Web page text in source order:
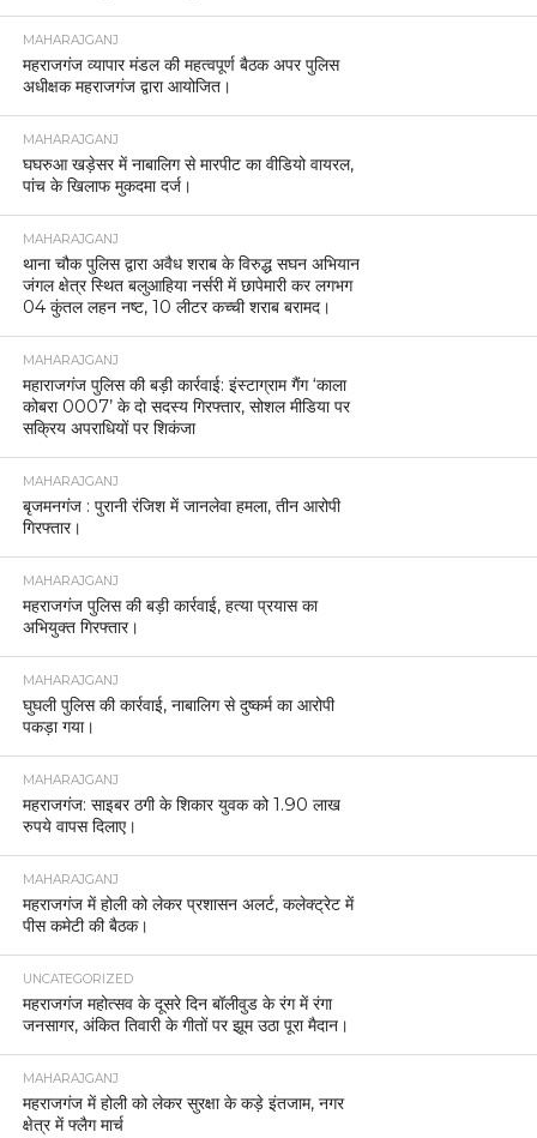
MAHARAJGANJ
महराजगंज व्यापार मंडल की महत्वपूर्ण बैठक अपर पुलिस
अधीक्षक महराजगंज द्वारा आयोजित।
MAHARAJGANJ
घघरुआ खड़ेसर में नाबालिग से मारपीट का वीडियो वायरल,
पांच के खिलाफ मुकदमा दर्ज।
MAHARAJGANJ
थाना चौक पुलिस द्वारा अवैध शराब के विरुद्ध सघन अभियान
जंगल क्षेत्र स्थित बलुआहिया नर्सरी में छापेमारी कर लगभग
04 कुंतल लहन नष्ट, 10 लीटर कच्ची शराब बरामद।
MAHARAJGANJ
महाराजगंज पुलिस की बड़ी कार्रवाई: इंस्टाग्राम गैंग ‘काला
कोबरा 0007’ के दो सदस्य गिरफ्तार, सोशल मीडिया पर
सक्रिय अपराधियों पर शिकंजा
MAHARAJGANJ
बृजमनगंज : पुरानी रंजिश में जानलेवा हमला, तीन आरोपी
गिरफ्तार।
MAHARAJGANJ
महराजगंज पुलिस की बड़ी कार्रवाई, हत्या प्रयास का
अभियुक्त गिरफ्तार।
MAHARAJGANJ
घुघली पुलिस की कार्रवाई, नाबालिग से दुष्कर्म का आरोपी
पकड़ा गया।
MAHARAJGANJ
महराजगंज: साइबर ठगी के शिकार युवक को 1.90 लाख
रुपये वापस दिलाए।
MAHARAJGANJ
महराजगंज में होली को लेकर प्रशासन अलर्ट, कलेक्ट्रेट में
पीस कमेटी की बैठक।
UNCATEGORIZED
महराजगंज महोत्सव के दूसरे दिन बॉलीवुड के रंग में रंगा
जनसागर, अंकित तिवारी के गीतों पर झूम उठा पूरा मैदान।
MAHARAJGANJ
महराजगंज में होली को लेकर सुरक्षा के कड़े इंतजाम, नगर
क्षेत्र में फ्लैग मार्च